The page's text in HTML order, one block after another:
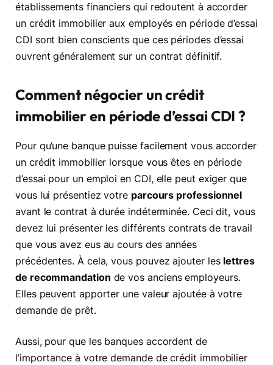
établissements financiers qui redoutent à accorder
un crédit immobilier aux employés en période d’essai
CDI sont bien conscients que ces périodes d’essai
ouvrent généralement sur un contrat définitif.
Comment négocier un crédit
immobilier en période d’essai CDI ?
Pour qu’une banque puisse facilement vous accorder
un crédit immobilier lorsque vous êtes en période
d’essai pour un emploi en CDI, elle peut exiger que
vous lui présentiez votre parcours professionnel
avant le contrat à durée indéterminée. Ceci dit, vous
devez lui présenter les différents contrats de travail
que vous avez eus au cours des années
précédentes. À cela, vous pouvez ajouter les lettres
de recommandation de vos anciens employeurs.
Elles peuvent apporter une valeur ajoutée à votre
demande de prêt.
Aussi, pour que les banques accordent de
l’importance à votre demande de crédit immobilier